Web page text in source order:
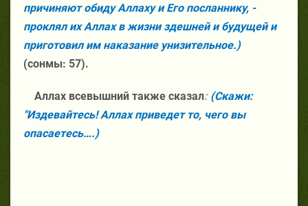
причиняют обиду Аллаху и Его посланнику, -
проклял их Аллах в жизни здешней и будущей и
приготовил им наказание унизительное.)
(сонмы: 57).
Аллах всевышний также сказал: (Скажи:
"Издевайтесь! Аллах приведет то, чего вы
опасаетесь….)